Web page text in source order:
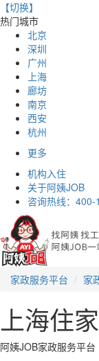
【切换】
热门城市
北京
深圳
广州
上海
廊坊
南京
西安
杭州
更多
机构入住
关于阿姨JOB
咨询热线： 400-
家政服务平台 家
上海住
阿姨JOB家政服务平